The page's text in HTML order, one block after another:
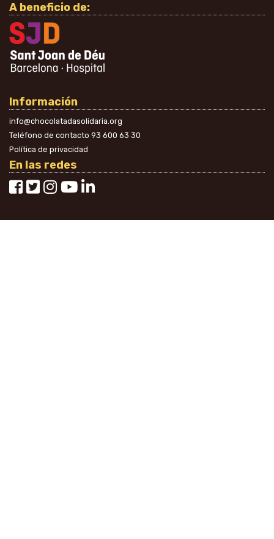
A beneficio de:
Información
info@chocolatadasolidaria.org
Teléfono de contacto 93 600 63 30
Política de privacidad
En las redes